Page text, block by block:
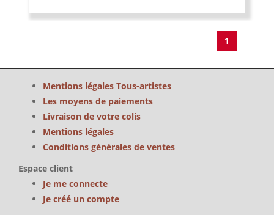
1
Mentions légales Tous-artistes
Les moyens de paiements
Livraison de votre colis
Mentions légales
Conditions générales de ventes
Espace client
Je me connecte
Je créé un compte